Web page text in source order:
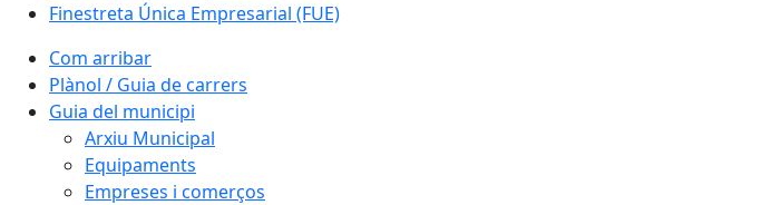
Finestreta Única Empresarial (FUE)
Com arribar
Plànol / Guia de carrers
Guia del municipi
Arxiu Municipal
Equipaments
Empreses i comerços